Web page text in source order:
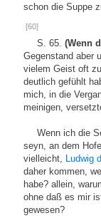
schon die Suppe
[60]
S. 65.(Wenn
Gegenstand aber
vielem Geist oft
deutlich gefühlt
mich, in die
meinigen,
Wenn ich die
seyn, an dem Hofe
vielleicht,
Ludwig
daher kommen,
habe? allein,
ohne daß es mir
gewesen?